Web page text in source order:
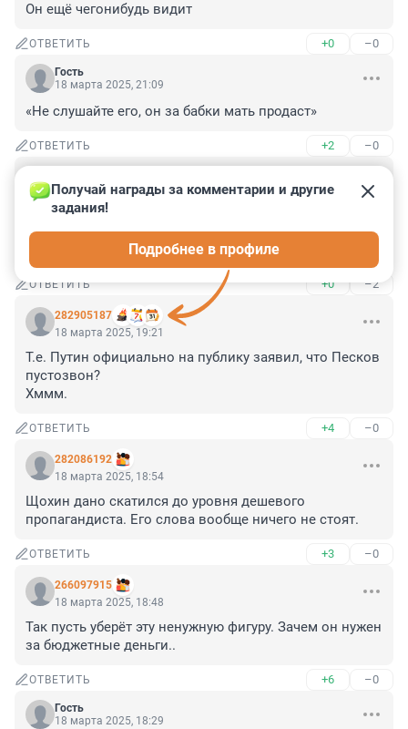
Он ещё чегонибудь видит
ОТВЕТИТЬ +0 –0
Гость
18 марта 2025, 21:09
«Не слушайте его, он за бабки мать продаст»
ОТВЕТИТЬ +2 –0
18 марта 2025, 19:44
Ну хватит уже над молодым дедушкой
прикалываться. Поздравили бы, что Лиза родила, что
замуж вышла за нашего петербургского ....
ОТВЕТИТЬ +0 –2
282905187
Получай награды за комментарии и другие
задания!
Подробнее в профиле
18 марта 2025, 19:21
Т.е. Путин официально на публику заявил, что Песков
пустозвон?
Хммм.
ОТВЕТИТЬ +4 –0
282086192
18 марта 2025, 18:54
Щохин дано скатился до уровня дешевого
пропагандиста. Его слова вообще ничего не стоят.
ОТВЕТИТЬ +3 –0
266097915
18 марта 2025, 18:48
Так пусть уберёт эту ненужную фигуру. Зачем он нужен
за бюджетные деньги..
ОТВЕТИТЬ +6 –0
Гость
18 марта 2025, 18:29